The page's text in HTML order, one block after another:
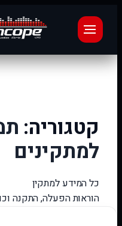
לדלג
קטגוריה:
למתקינים
כל המידע למתקין
הוראות הפעלה, התקנה